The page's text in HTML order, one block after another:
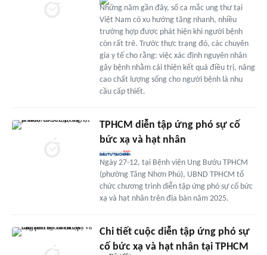
Những năm gần đây, số ca mắc ung thư tại
Việt Nam có xu hướng tăng nhanh, nhiều
trường hợp được phát hiện khi người bệnh
còn rất trẻ. Trước thực trạng đó, các chuyên
gia y tế cho rằng: việc xác định nguyên nhân
gây bệnh nhằm cải thiện kết quả điều trị, nâng
cao chất lượng sống cho người bệnh là nhu
cầu cấp thiết.
TPHCM diễn tập ứng phó sự cố
bức xạ và hạt nhân
Ngày 27-12, tại Bệnh viện Ung Bướu TPHCM
(phường Tăng Nhơn Phú), UBND TPHCM tổ
chức chương trình diễn tập ứng phó sự cố bức
xạ và hạt nhân trên địa bàn năm 2025.
Chi tiết cuộc diễn tập ứng phó sự
cố bức xạ và hạt nhân tại TPHCM